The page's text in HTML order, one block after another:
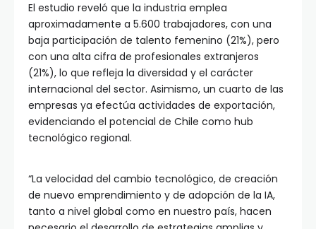
El estudio reveló que la industria emplea
aproximadamente a 5.600 trabajadores, con una
baja participación de talento femenino (21%), pero
con una alta cifra de profesionales extranjeros
(21%), lo que refleja la diversidad y el carácter
internacional del sector. Asimismo, un cuarto de las
empresas ya efectúa actividades de exportación,
evidenciando el potencial de Chile como hub
tecnológico regional.
“La velocidad del cambio tecnológico, de creación
de nuevo emprendimiento y de adopción de la IA,
tanto a nivel global como en nuestro país, hacen